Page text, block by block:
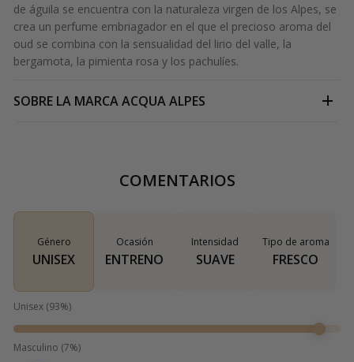
de águila se encuentra con la naturaleza virgen de los Alpes, se
crea un perfume embriagador en el que el precioso aroma del
oud se combina con la sensualidad del lirio del valle, la
bergamota, la pimienta rosa y los pachulíes.
SOBRE LA MARCAACQUA ALPES
COMENTARIOS
Género
UNISEX
Ocasión
ENTRENO
Intensidad
SUAVE
Tipo de aroma
FRESCO
Unisex (93%)
Masculino (7%)